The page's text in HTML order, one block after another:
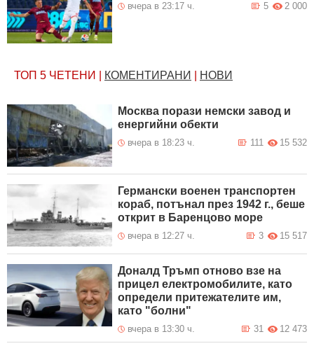
вчера в 23:17 ч. 2 000
5
ТОП 5 ЧЕТЕНИ КОМЕНТИРАНИ НОВИ
Москва порази немски завод и
енергийни обекти
вчера в 18:23 ч. 15 532
111
Германски военен транспортен
кораб, потънал през 1942 г., беше
открит в Баренцово море
вчера в 12:27 ч. 15 517
3
Доналд Тръмп отново взе на
прицел електромобилите, като
определи притежателите им,
като "болни"
вчера в 13:30 ч. 12 473
31